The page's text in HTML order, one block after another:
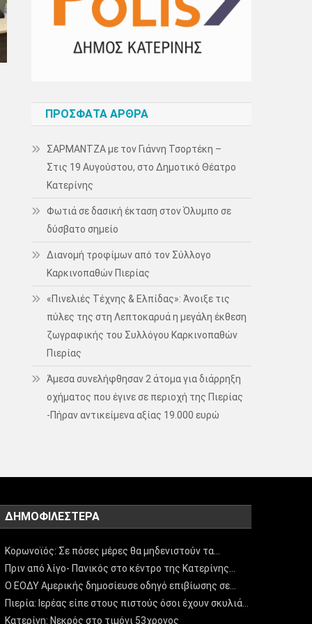
ΠΡΌΣΦΑΤΑ ΆΡΘΡΑ
ΣΑΡΜΑΝΤΖΑ με τον Γιάννη Τσορτέκη –
Στις 19 Αυγούστου, στο Δημοτικό Θέατρο
Κατερίνης
Φωτιά σε δασική έκταση στον Όλυμπο σε
δύσβατο σημείο
Διανομή τροφίμων από τον Σύλλογο
Καρκινοπαθών Πιερίας
«Πινελιές Τέχνης & Ελπίδας»: Άνοιξε τις
πύλες της στη Λεπτοκαρυά η μεγάλη έκθεση
ζωγραφικής του Συλλόγου Καρκινοπαθών
Πιερίας
Άμεσα συνελήφθησαν 2 άτομα για διάρρηξη
οχήματος που έγινε σε περιοχή της Πιερίας
-Πήραν αντικείμενα αξίας 19.000 ευρώ
ΔΗΜΟΦΙΛΈΣΤΕΡΑ
Κορωνοϊός: Σε πόσες μέρες θα μηδενιστούν τα…
Πριν από λίγο- Πανικός στο κέντρο της Κατερίνης…
Ο ΕΟΔΥ Αμερικής δημοσίευσε οδηγό επιβίωσης σε…
Πιερία: Ιερέας είπε στους πιστούς όσοι έχουν σκυλιά…
Κατερίνη: Νεκρός στο τιμόνι 53χρονος